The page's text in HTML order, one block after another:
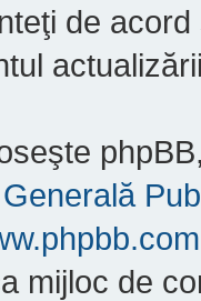
de
mijloc de